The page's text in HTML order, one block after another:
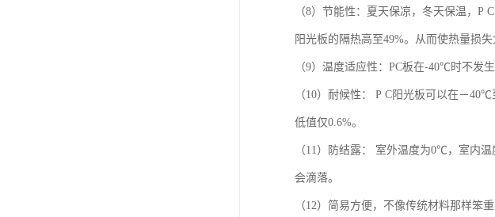
（8）节能性：夏天保凉，冬天保温，P
阳光板的隔热高至49%。从而使热量损
（9）温度适应性：PC板在-40℃时不发
（10）耐候性： P C阳光板可以在－
低值仅0.6%。
（11）防结露： 室外温度为0℃，室内
会滴落。
（12）简易方便，不像传统材料那样笨